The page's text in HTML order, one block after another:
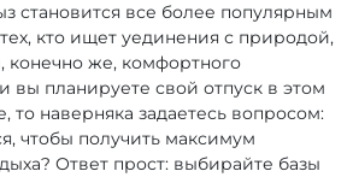
становится все более популярным
кто ищет уединения с природой,
конечно же, комфортного
вы планируете свой отпуск в этом
то наверняка задаетесь вопросом:
чтобы получить максимум
Ответ прост: выбирайте базы